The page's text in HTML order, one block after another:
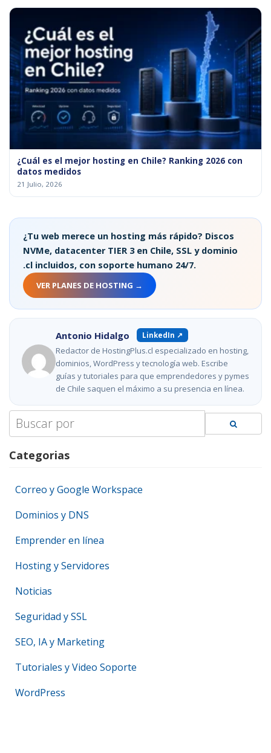
¿Cuál es el mejor hosting en Chile? Ranking 2026 con
datos medidos
21 Julio, 2026
¿Tu web merece un hosting más rápido? Discos
NVMe, datacenter TIER 3 en Chile, SSL y dominio
.cl incluidos, con soporte humano 24/7.
VER PLANES DE HOSTING →
Antonio Hidalgo LinkedIn ↗
Redactor de HostingPlus.cl especializado en hosting,
dominios, WordPress y tecnología web. Escribe
guías y tutoriales para que emprendedores y pymes
de Chile saquen el máximo a su presencia en línea.
Search
for:
Categorias
Correo y Google Workspace
Dominios y DNS
Emprender en línea
Hosting y Servidores
Noticias
Seguridad y SSL
SEO, IA y Marketing
Tutoriales y Video Soporte
WordPress